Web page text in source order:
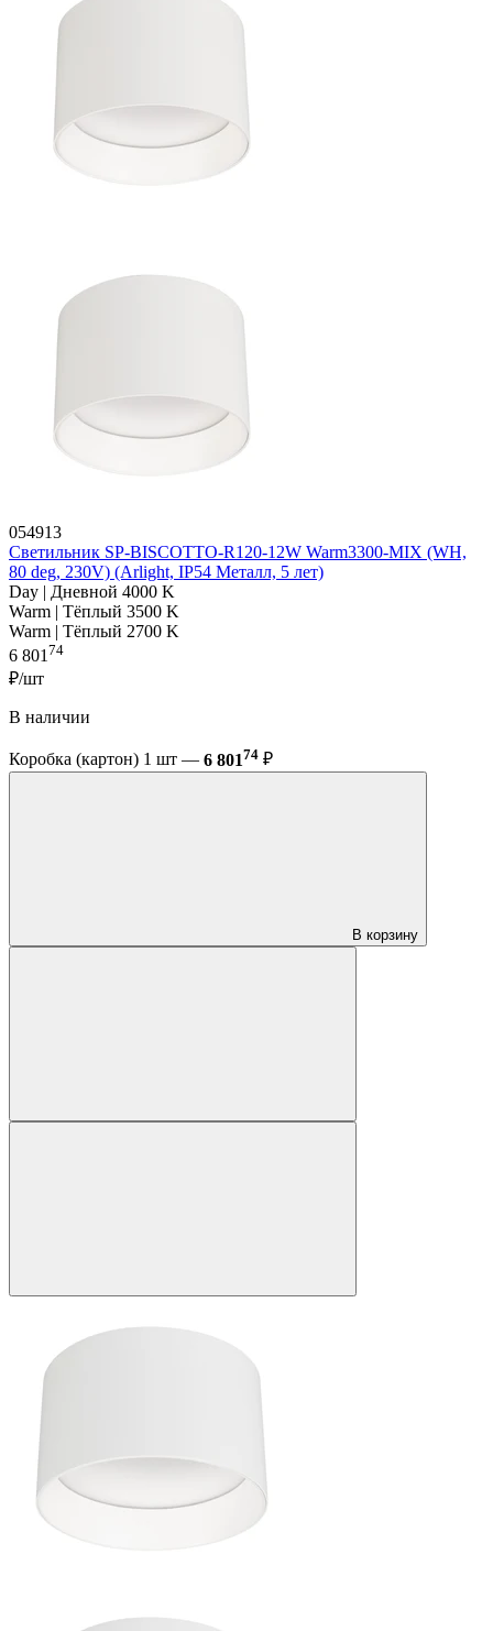
054913
Светильник SP-BISCOTTO-R120-12W Warm3300-MIX (WH,
80 deg, 230V) (Arlight, IP54 Металл, 5 лет)
Day | Дневной 4000 K
Warm | Тёплый 3500 K
Warm | Тёплый 2700 K
6 80174
₽/шт
В наличии
Коробка (картон) 1 шт — 6 80174 ₽
В корзину